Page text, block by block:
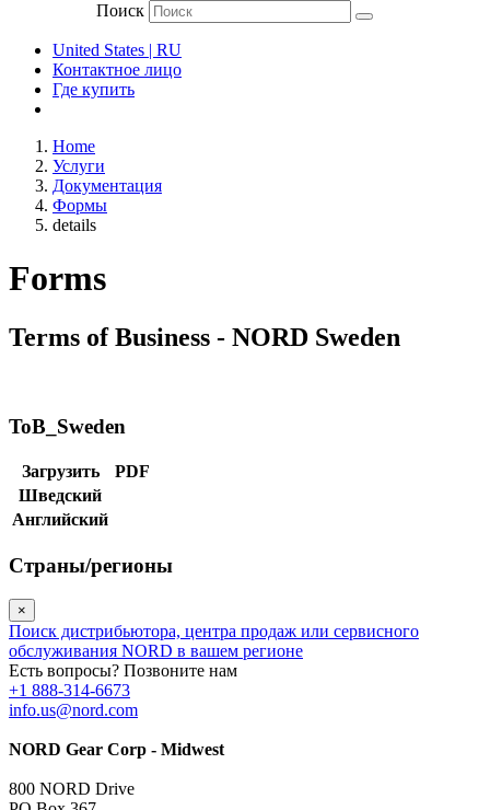
Поиск
United States | RU
Контактное лицо
Где купить
Home
Услуги
Документация
Формы
details
Forms
Terms of Business - NORD Sweden
ToB_Sweden
Загрузить
PDF
Шведский
Английский
Страны/регионы
×
Поиск дистрибьютора, центра продаж или сервисного
обслуживания NORD в вашем регионе
Есть вопросы? Позвоните нам
+1 888-314-6673
info.us@nord.com
NORD Gear Corp - Midwest
800 NORD Drive